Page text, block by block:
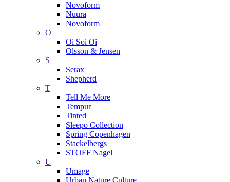
Novoform
Nuura
Novoform
O
Oi Soi Oi
Olsson & Jensen
S
Serax
Shepherd
T
Tell Me More
Tempur
Tinted
Sleepo Collection
Spring Copenhagen
Stackelbergs
STOFF Nagel
U
Umage
Urban Nature Culture